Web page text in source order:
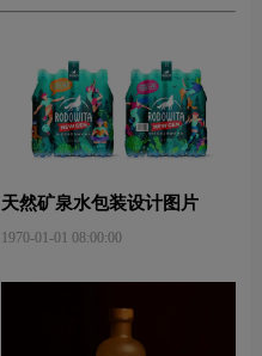
天然矿泉水包装设计图片
1970-01-01 08:00:00